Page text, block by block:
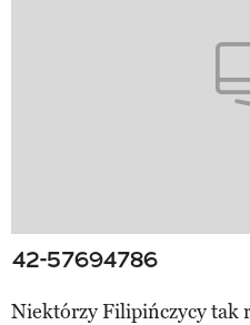
42-57694786
Niektórzy Filipińczycy tak